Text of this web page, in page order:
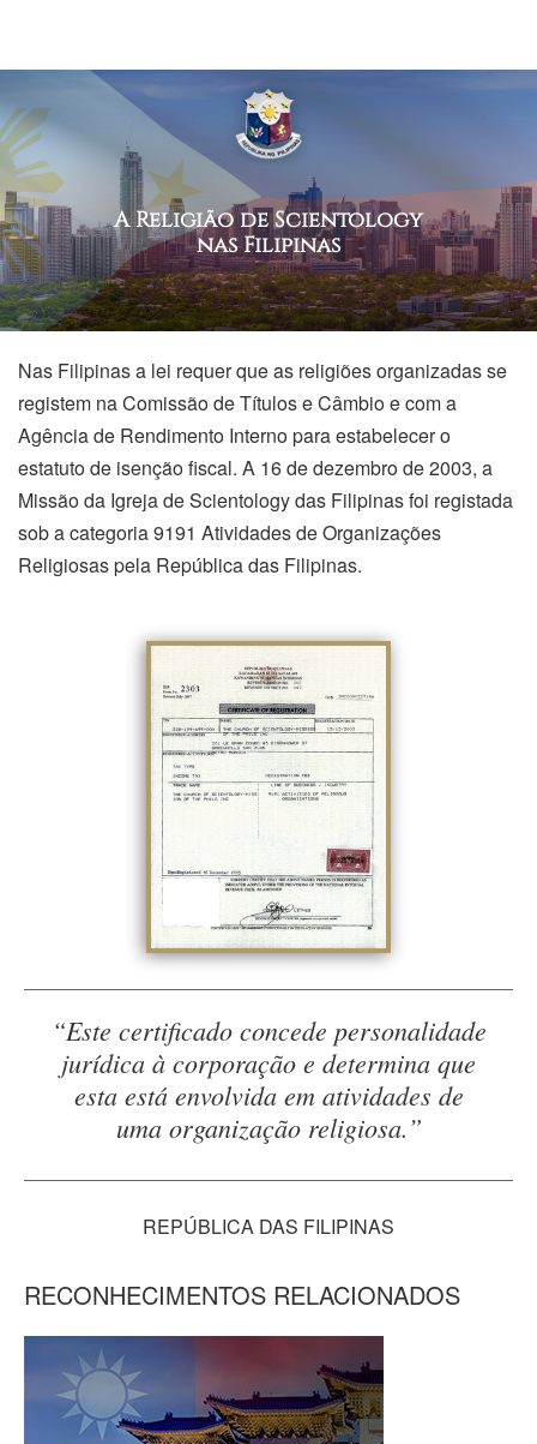
A Religião de Scientology
nas Filipinas
Nas Filipinas a lei requer que as religiões organizadas se
registem na Comissão de Títulos e Câmbio e com a
Agência de Rendimento Interno para estabelecer o
estatuto de isenção fiscal. A 16 de dezembro de 2003, a
Missão da Igreja de Scientology das Filipinas foi registada
sob a categoria 9191 Atividades de Organizações
Religiosas pela República das Filipinas.
“Este certificado concede personalidade
jurídica à corporação e determina que
esta está envolvida em atividades de
uma organização religiosa.”
REPÚBLICA DAS FILIPINAS
RECONHECIMENTOS RELACIONADOS